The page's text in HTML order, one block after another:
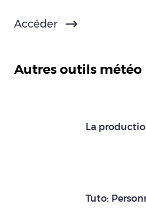
Accéder
Autres outils météo
La
Tuto: